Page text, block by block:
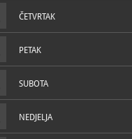
ČETVRTAK
PETAK
SUBOTA
NEDJELJA
U prvoj prostoriji
Izloženi su
makete idealne
dvorani kameni
a u trećoj keramika,
vojnička oprema. U
Ostaci rimskoga vojnog
na desnoj obali Krke, na
Arheološka zbirka